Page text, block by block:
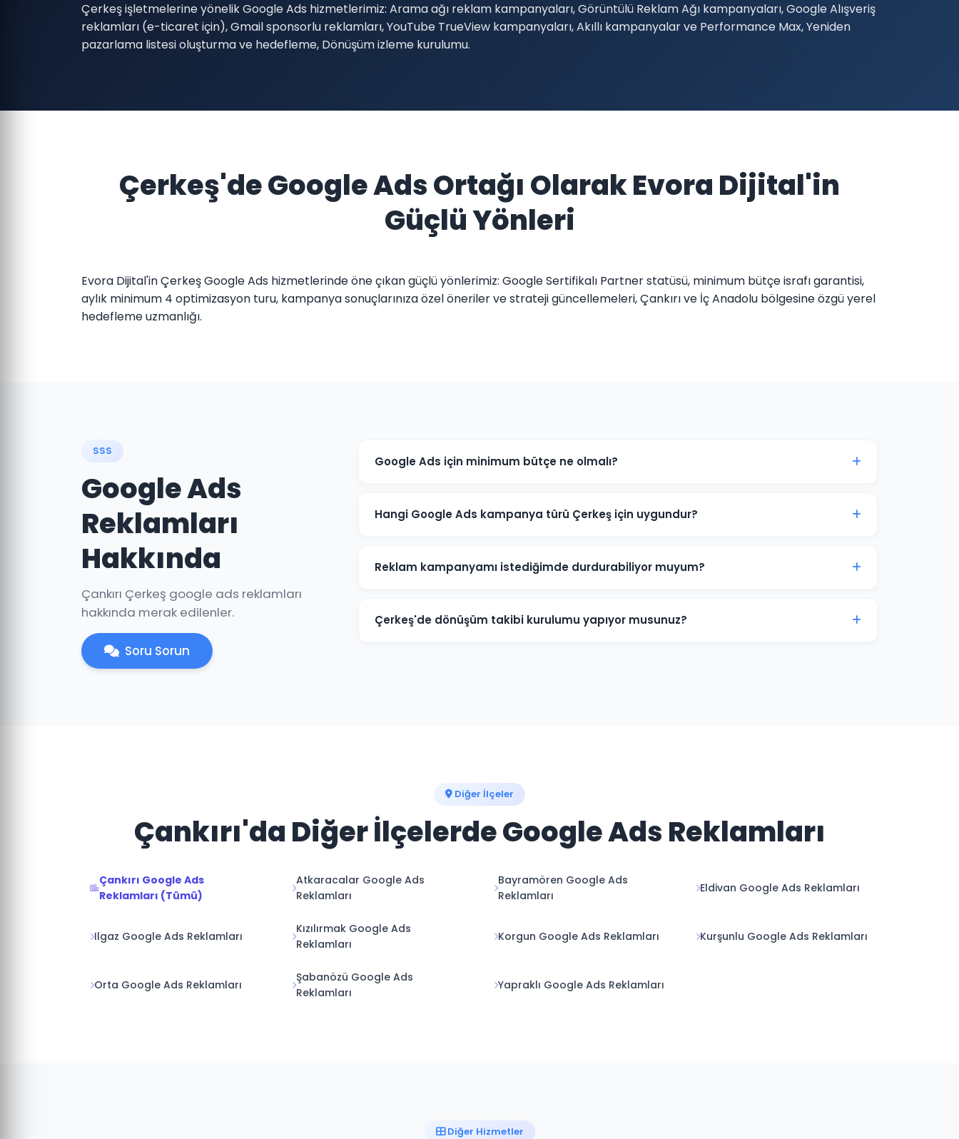
Çerkeş işletmelerine yönelik Google Ads hizmetlerimiz: Arama ağı reklam kampanyaları, Görüntülü Reklam Ağı kampanyaları, Google Alışveriş
reklamları (e-ticaret için), Gmail sponsorlu reklamları, YouTube TrueView kampanyaları, Akıllı kampanyalar ve Performance Max, Yeniden
pazarlama listesi oluşturma ve hedefleme, Dönüşüm izleme kurulumu.
Çerkeş'de Google Ads Ortağı Olarak Evora Dijital'in
Güçlü Yönleri
Evora Dijital'in Çerkeş Google Ads hizmetlerinde öne çıkan güçlü yönlerimiz: Google Sertifikalı Partner statüsü, minimum bütçe israfı garantisi,
aylık minimum 4 optimizasyon turu, kampanya sonuçlarınıza özel öneriler ve strateji güncellemeleri, Çankırı ve İç Anadolu bölgesine özgü yerel
hedefleme uzmanlığı.
SSS
Google Ads
Reklamları
Hakkında
Çankırı Çerkeş google ads reklamları
hakkında merak edilenler.
Soru Sorun
Google Ads için minimum bütçe ne olmalı?
rekabete göre bu rakam değişebilir. Ücretsiz bütçe analizi sunuyoruz.
Hangi Google Ads kampanya türü Çerkeş için uygundur?
Kampanyalar, e-ticaret için Alışveriş Kampanyaları, marka bilinirliği için Görüntülü Reklam
Reklam kampanyamı istediğimde durdurabiliyor muyum?
sonlandırabilirsiniz. Kampanya durdurulduğunda reklamlar anında yayından kalkar ve bütçe
harcanmaz.
Çerkeş'de dönüşüm takibi kurulumu yapıyor musunuz?
Diğer İlçeler
Çankırı'da Diğer İlçelerde Google Ads Reklamları
Çankırı Google Ads
Reklamları (Tümü)
Atkaracalar Google Ads
Reklamları
Bayramören Google Ads
Reklamları
Eldivan Google Ads Reklamları
Ilgaz Google Ads Reklamları
Kızılırmak Google Ads
Reklamları
Korgun Google Ads Reklamları Kurşunlu Google Ads Reklamları
Orta Google Ads Reklamları
Şabanözü Google Ads
Reklamları
Yapraklı Google Ads Reklamları
Diğer Hizmetler